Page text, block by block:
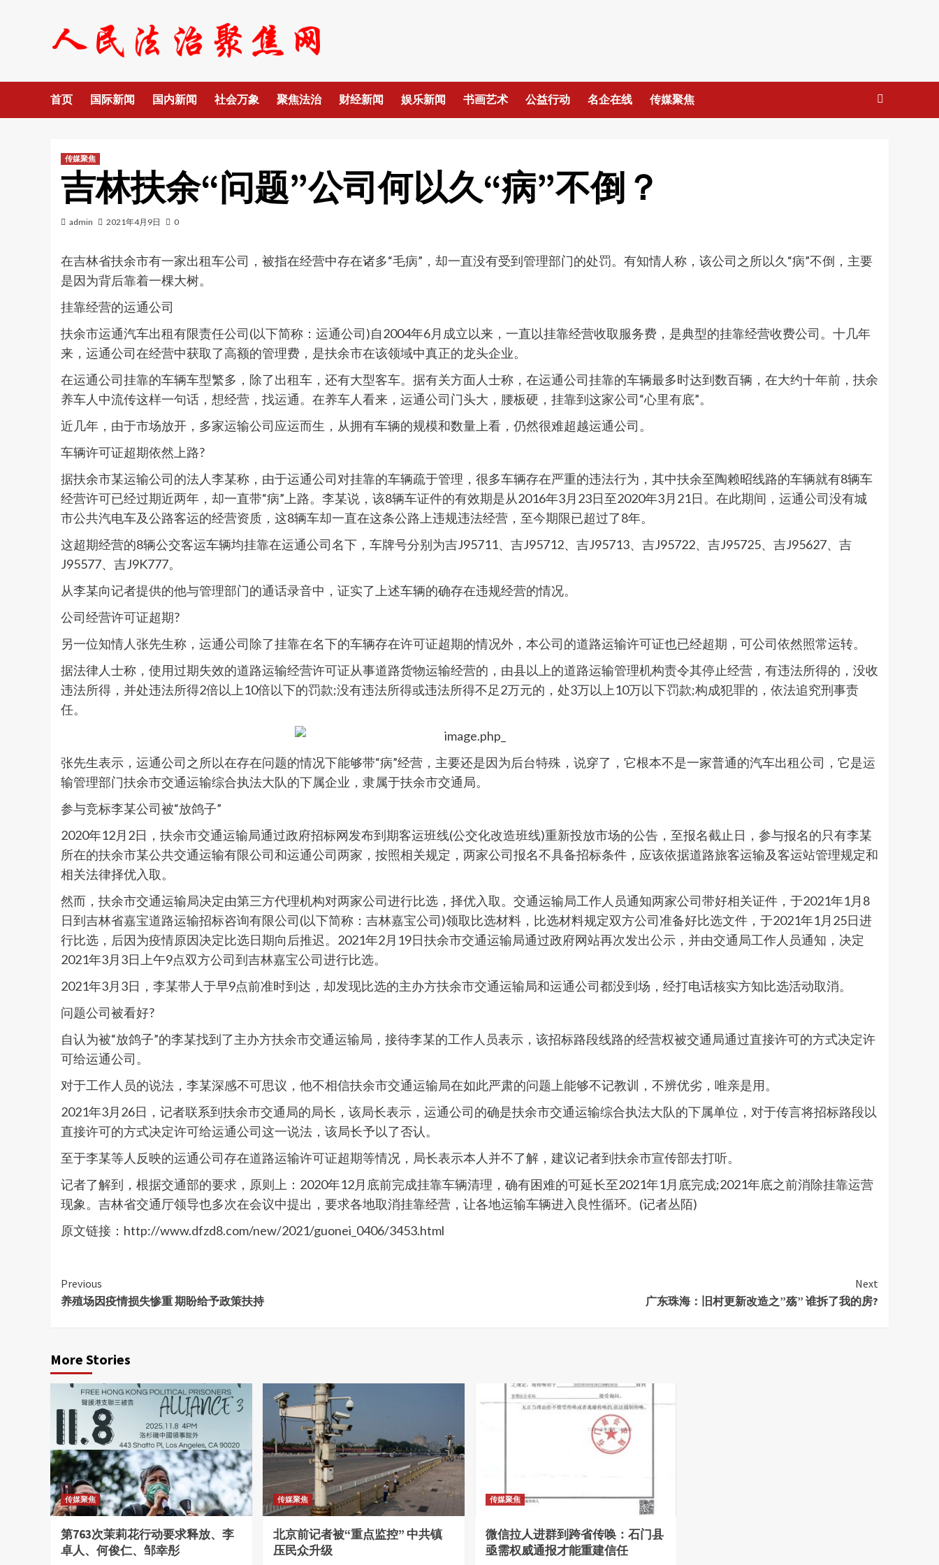
首页 国际新闻 国内新闻 社会万象 聚焦法治 财经新闻 娱乐新闻 书画艺术 公益行动 名企在线 传媒聚焦
传媒聚焦
吉林扶余“问题”公司何以久“病”不倒？
admin 2021年4月9日 0
在吉林省扶余市有一家出租车公司，被指在经营中存在诸多“毛病”，却一直没有受到管理部门的处罚。有知情人称，该公司之所以久“病”不倒，主要
是因为背后靠着一棵大树。
挂靠经营的运通公司
扶余市运通汽车出租有限责任公司(以下简称：运通公司)自2004年6月成立以来，一直以挂靠经营收取服务费，是典型的挂靠经营收费公司。十几年
来，运通公司在经营中获取了高额的管理费，是扶余市在该领域中真正的龙头企业。
在运通公司挂靠的车辆车型繁多，除了出租车，还有大型客车。据有关方面人士称，在运通公司挂靠的车辆最多时达到数百辆，在大约十年前，扶余
养车人中流传这样一句话，想经营，找运通。在养车人看来，运通公司门头大，腰板硬，挂靠到这家公司“心里有底”。
近几年，由于市场放开，多家运输公司应运而生，从拥有车辆的规模和数量上看，仍然很难超越运通公司。
车辆许可证超期依然上路?
据扶余市某运输公司的法人李某称，由于运通公司对挂靠的车辆疏于管理，很多车辆存在严重的违法行为，其中扶余至陶赖昭线路的车辆就有8辆车
经营许可已经过期近两年，却一直带“病”上路。李某说，该8辆车证件的有效期是从2016年3月23日至2020年3月21日。在此期间，运通公司没有城
市公共汽电车及公路客运的经营资质，这8辆车却一直在这条公路上违规违法经营，至今期限已超过了8年。
这超期经营的8辆公交客运车辆均挂靠在运通公司名下，车牌号分别为吉J95711、吉J95712、吉J95713、吉J95722、吉J95725、吉J95627、吉
J95577、吉J9K777。
从李某向记者提供的他与管理部门的通话录音中，证实了上述车辆的确存在违规经营的情况。
公司经营许可证超期?
另一位知情人张先生称，运通公司除了挂靠在名下的车辆存在许可证超期的情况外，本公司的道路运输许可证也已经超期，可公司依然照常运转。
据法律人士称，使用过期失效的道路运输经营许可证从事道路货物运输经营的，由县以上的道路运输管理机构责令其停止经营，有违法所得的，没收
违法所得，并处违法所得2倍以上10倍以下的罚款;没有违法所得或违法所得不足2万元的，处3万以上10万以下罚款;构成犯罪的，依法追究刑事责
任。
张先生表示，运通公司之所以在存在问题的情况下能够带“病”经营，主要还是因为后台特殊，说穿了，它根本不是一家普通的汽车出租公司，它是运
输管理部门扶余市交通运输综合执法大队的下属企业，隶属于扶余市交通局。
参与竞标李某公司被“放鸽子”
2020年12月2日，扶余市交通运输局通过政府招标网发布到期客运班线(公交化改造班线)重新投放市场的公告，至报名截止日，参与报名的只有李某
所在的扶余市某公共交通运输有限公司和运通公司两家，按照相关规定，两家公司报名不具备招标条件，应该依据道路旅客运输及客运站管理规定和
相关法律择优入取。
然而，扶余市交通运输局决定由第三方代理机构对两家公司进行比选，择优入取。交通运输局工作人员通知两家公司带好相关证件，于2021年1月8
日到吉林省嘉宝道路运输招标咨询有限公司(以下简称：吉林嘉宝公司)领取比选材料，比选材料规定双方公司准备好比选文件，于2021年1月25日进
行比选，后因为疫情原因决定比选日期向后推迟。2021年2月19日扶余市交通运输局通过政府网站再次发出公示，并由交通局工作人员通知，决定
2021年3月3日上午9点双方公司到吉林嘉宝公司进行比选。
2021年3月3日，李某带人于早9点前准时到达，却发现比选的主办方扶余市交通运输局和运通公司都没到场，经打电话核实方知比选活动取消。
问题公司被看好?
自认为被“放鸽子”的李某找到了主办方扶余市交通运输局，接待李某的工作人员表示，该招标路段线路的经营权被交通局通过直接许可的方式决定许
可给运通公司。
对于工作人员的说法，李某深感不可思议，他不相信扶余市交通运输局在如此严肃的问题上能够不记教训，不辨优劣，唯亲是用。
2021年3月26日，记者联系到扶余市交通局的局长，该局长表示，运通公司的确是扶余市交通运输综合执法大队的下属单位，对于传言将招标路段以
直接许可的方式决定许可给运通公司这一说法，该局长予以了否认。
至于李某等人反映的运通公司存在道路运输许可证超期等情况，局长表示本人并不了解，建议记者到扶余市宣传部去打听。
记者了解到，根据交通部的要求，原则上：2020年12月底前完成挂靠车辆清理，确有困难的可延长至2021年1月底完成;2021年底之前消除挂靠运营
现象。吉林省交通厅领导也多次在会议中提出，要求各地取消挂靠经营，让各地运输车辆进入良性循环。(记者丛陌)
原文链接：http://www.dfzd8.com/new/2021/guonei_0406/3453.html
Continue
Reading
Previous
养殖场因疫情损失惨重 期盼给予政策扶持
Next
广东珠海：旧村更新改造之”殇” 谁拆了我的房?
More Stories
传媒聚焦
第763次茉莉花行动要求释放、李
卓人、何俊仁、邹幸彤
传媒聚焦
北京前记者被“重点监控” 中共镇
压民众升级
传媒聚焦
微信拉人进群到跨省传唤：石门县
亟需权威通报才能重建信任